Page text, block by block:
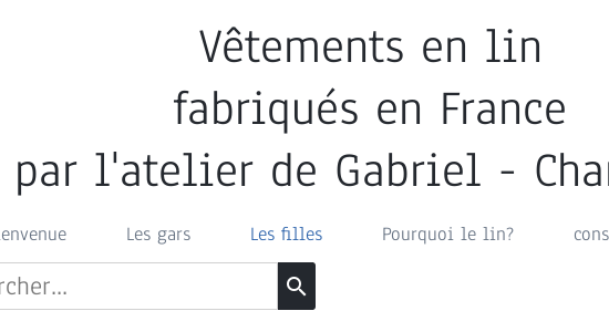
Les gars Les filles Pourquoi le lin?
Vêtements en lin
fabriqués en France
par l'atelier de Gabriel -
search